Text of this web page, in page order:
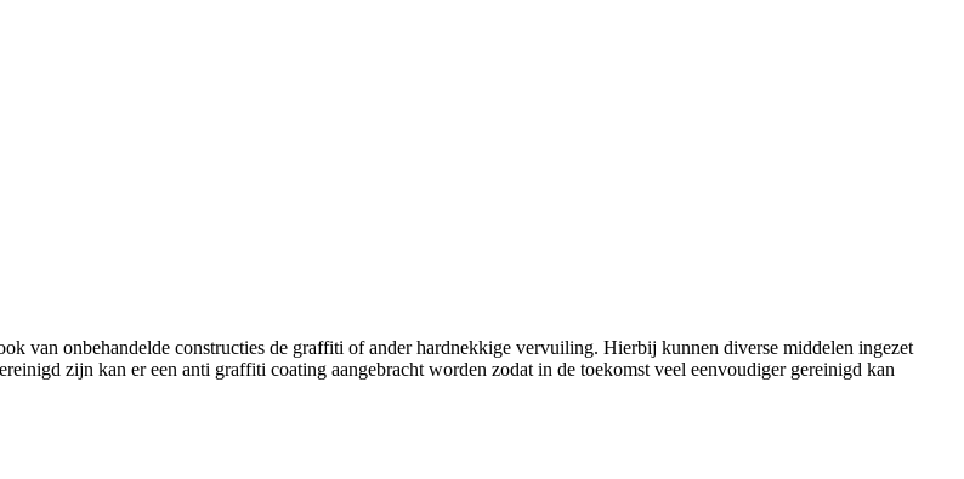
van onbehandelde constructies de graffiti of ander hardnekkige vervuiling. Hierbij kunnen diverse middelen ingezet
zijn kan er een anti graffiti coating aangebracht worden zodat in de toekomst veel eenvoudiger gereinigd kan